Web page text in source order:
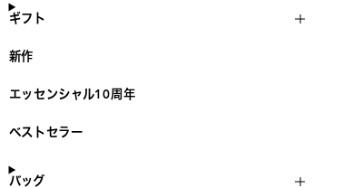
ギフト
新作
エッセンシャル10周年
ベストセラー
バッグ